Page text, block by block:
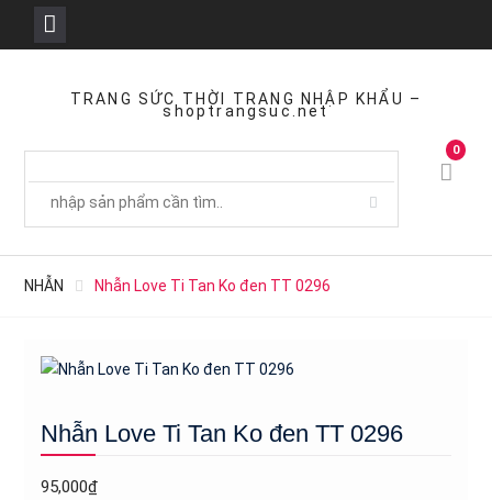
TRANG SỨC THỜI TRANG NHẬP KHẨU –
shoptrangsuc.net
0
NHẪN Nhẫn Love Ti Tan Ko đen TT 0296
Nhẫn Love Ti Tan Ko đen TT 0296
95,000₫